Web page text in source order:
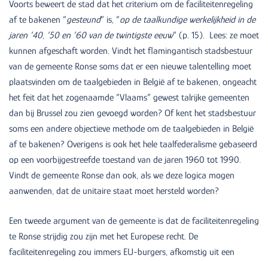
Voorts beweert de stad dat het criterium om de faciliteitenregeling
af te bakenen “gesteund” is, “op de taalkundige werkelijkheid in de
jaren ’40, ’50 en ’60 van de twintigste eeuw” (p. 15). Lees: ze moet
kunnen afgeschaft worden. Vindt het flamingantisch stadsbestuur
van de gemeente Ronse soms dat er een nieuwe talentelling moet
plaatsvinden om de taalgebieden in België af te bakenen, ongeacht
het feit dat het zogenaamde “Vlaams” gewest talrijke gemeenten
dan bij Brussel zou zien gevoegd worden? Of kent het stadsbestuur
soms een andere objectieve methode om de taalgebieden in België
af te bakenen? Overigens is ook het hele taalfederalisme gebaseerd
op een voorbijgestreefde toestand van de jaren 1960 tot 1990.
Vindt de gemeente Ronse dan ook, als we deze logica mogen
aanwenden, dat de unitaire staat moet hersteld worden?
Een tweede argument van de gemeente is dat de faciliteitenregeling
te Ronse strijdig zou zijn met het Europese recht. De
faciliteitenregeling zou immers EU-burgers, afkomstig uit een